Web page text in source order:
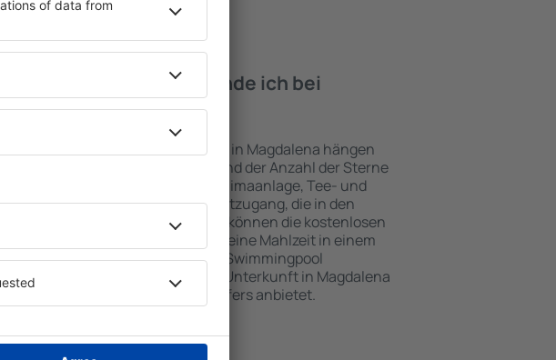
Annehmlichkeiten finde ich bei
in Magdalena?
bei Unterkünften in Magdalena hängen
Art des ausgewählten Objekts und der Anzahl der Sterne
nutzen Küchenzeile, Balkon, Klimaanlage, Tee- und
Handtücher und Internetzugang, die in den
verfügbar sind. Besucher können die kostenlosen
an der Unterkunft benutzen, eine Mahlzeit in einem
bestellen oder ein Hotel mit Swimmingpool
Sie können zusätzlich eine Unterkunft in Magdalena
die den Gästen Flughafentransfers anbietet.